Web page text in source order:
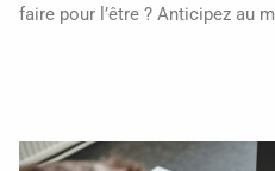
faire pour l’être ? Anticipez au